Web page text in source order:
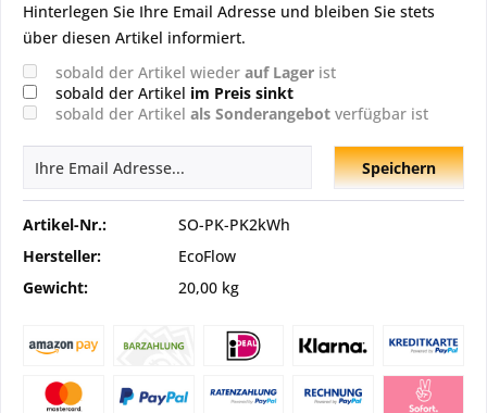
Hinterlegen Sie Ihre Email Adresse und bleiben Sie stets
über diesen Artikel informiert.
sobald der Artikel wieder auf Lager ist
sobald der Artikel im Preis sinkt
sobald der Artikel als Sonderangebot verfügbar ist
Speichern
Artikel-Nr.:
SO-PK-PK2kWh
Hersteller:
EcoFlow
Gewicht:
20,00 kg